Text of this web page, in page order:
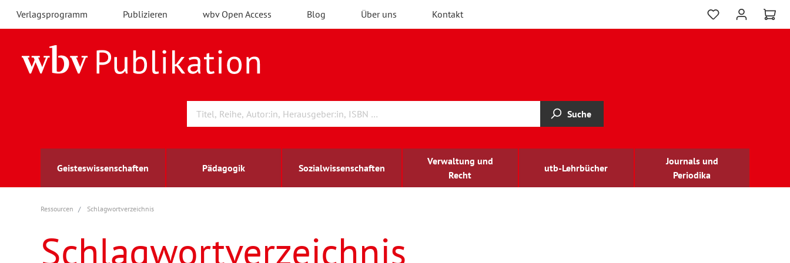
Verlagsprogramm Publizieren wbv Open Access Blog Über uns Kontakt
Suche
Geisteswissenschaften Pädagogik Sozialwissenschaften
Verwaltung und
Recht
utb-Lehrbücher
Journals und
Periodika
Archäologie
Berufs- und Wirtschaftspädagogik
Arbeitsmarktforschung
Außenwirtschaft
berufsbildung
Ressourcen Schlagwortverzeichnis
Schlagwortverzeichnis